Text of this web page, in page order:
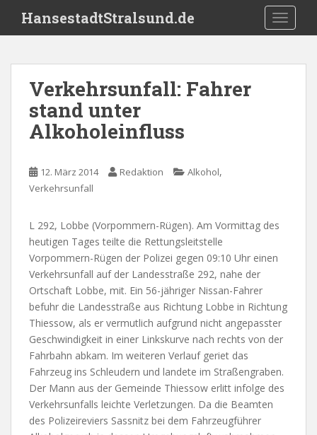
i
HansestadtStralsund.de
Verkehrsunfall: Fahrer
stand unter
Alkoholeinfluss
12. März 2014 Redaktion Alkohol,
Verkehrsunfall
L 292, Lobbe (Vorpommern-Rügen). Am Vormittag des
heutigen Tages teilte die Rettungsleitstelle
Vorpommern-Rügen der Polizei gegen 09:10 Uhr einen
Verkehrsunfall auf der Landesstraße 292, nahe der
Ortschaft Lobbe, mit. Ein 56-jähriger Nissan-Fahrer
befuhr die Landesstraße aus Richtung Lobbe in Richtung
Thiessow, als er vermutlich aufgrund nicht angepasster
Geschwindigkeit in einer Linkskurve nach rechts von der
Fahrbahn abkam. Im weiteren Verlauf geriet das
Fahrzeug ins Schleudern und landete im Straßengraben.
Der Mann aus der Gemeinde Thiessow erlitt infolge des
Verkehrsunfalls leichte Verletzungen. Da die Beamten
des Polizeireviers Sassnitz bei dem Fahrzeugführer